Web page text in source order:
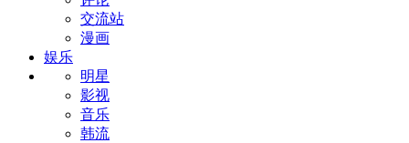
交流站
漫画
娱乐
明星
影视
音乐
韩流